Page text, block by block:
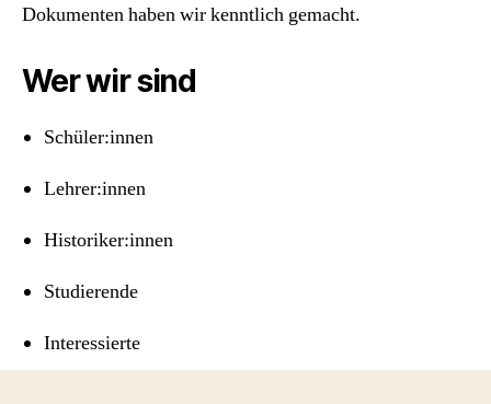
Dokumenten haben wir kenntlich gemacht.
Wer wir sind
Schüler:innen
Lehrer:innen
Historiker:innen
Studierende
Interessierte